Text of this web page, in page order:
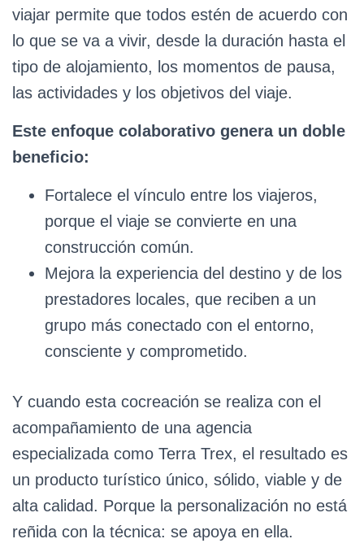
viajar permite que todos estén de acuerdo con
lo que se va a vivir, desde la duración hasta el
tipo de alojamiento, los momentos de pausa,
las actividades y los objetivos del viaje.
Este enfoque colaborativo genera un doble
beneficio:
Fortalece el vínculo entre los viajeros,
porque el viaje se convierte en una
construcción común.
Mejora la experiencia del destino y de los
prestadores locales, que reciben a un
grupo más conectado con el entorno,
consciente y comprometido.
Y cuando esta cocreación se realiza con el
acompañamiento de una agencia
especializada como Terra Trex, el resultado es
un producto turístico único, sólido, viable y de
alta calidad. Porque la personalización no está
reñida con la técnica: se apoya en ella.